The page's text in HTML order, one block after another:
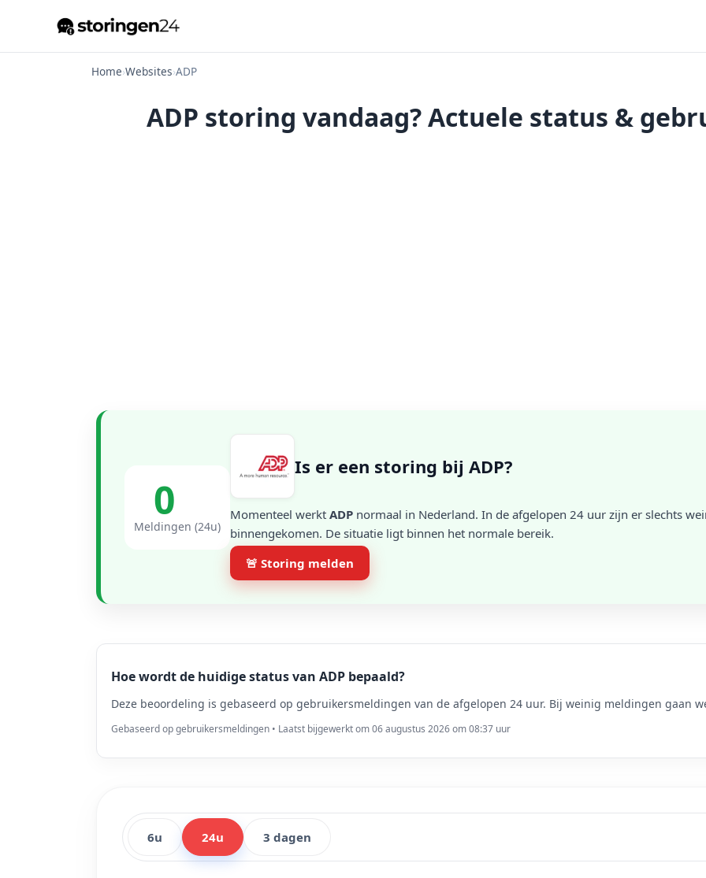
Home›Websites›ADP
ADP storing vandaag? Actuele status &
0
Meldingen (24u)
Is er een storing bij ADP?
Momenteel werkt ADP normaal in Nederland. In de afgelopen 24 uur zijn er slechts
binnengekomen. De situatie ligt binnen het normale bereik.
🚨 Storing melden
Hoe wordt de huidige status van ADP bepaald?
Deze beoordeling is gebaseerd op gebruikersmeldingen van de afgelopen 24 uur. Bij weinig meldingen gaan
Gebaseerd op gebruikersmeldingen • Laatst bijgewerkt om 06 augustus 2026 om 08:37 uur
6u 24u 3 dagen